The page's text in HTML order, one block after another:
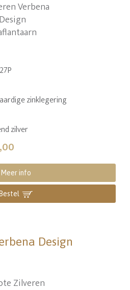
zinklegering
zilver
Meer info
Design